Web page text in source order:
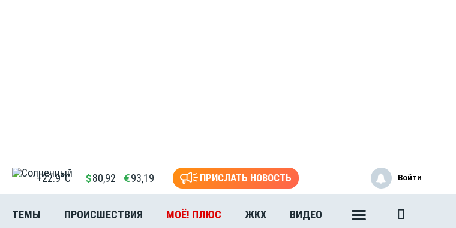
+22.9°C 80,92 93,19 ПРИСЛАТЬ НОВОСТЬ
ТЕМЫ ПРОИСШЕСТВИЯ МОЁ! ПЛЮС ЖКХ ВИДЕО
Войти